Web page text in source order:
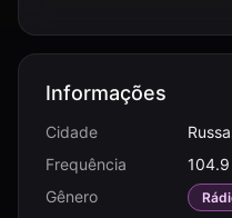
Informações
Cidade
Frequência
104.9
Gênero